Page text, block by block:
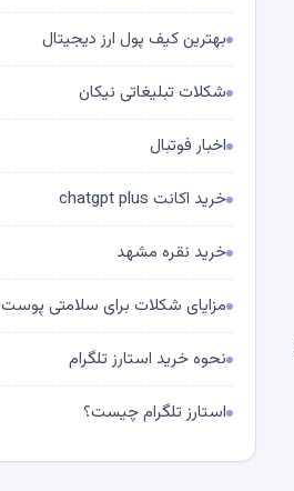
بهترین کیف پول ارز دیجیتال
شکلات تبلیغاتی نیکان
اخبار فوتبال
خرید اکانت chatgpt plus
خرید نقره مشهد
مزایای شکلات برای سلامتی پوست
نحوه خرید استارز تلگرام
استارز تلگرام چیست؟